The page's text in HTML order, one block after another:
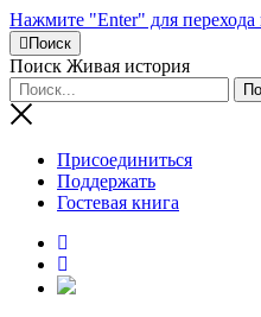
Нажмите "Enter" для
Поиск
Поиск Живая история
Присоединиться
Поддержать
Гостевая книга
RuTube